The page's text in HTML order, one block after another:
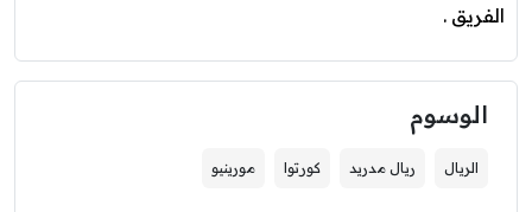
الفريق .
الوسوم
الريال ريال مدريد كورتوا مورينيو